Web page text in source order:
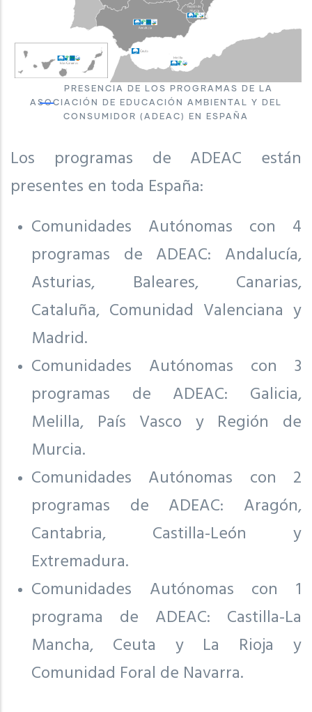
PRESENCIA DE LOS PROGRAMAS DE LA
ASOCIACIÓN DE EDUCACIÓN AMBIENTAL Y DEL
CONSUMIDOR (ADEAC) EN ESPAÑA
Los programas de ADEAC están
presentes en toda España:
Comunidades Autónomas con 4
programas de ADEAC: Andalucía,
Asturias, Baleares, Canarias,
Cataluña, Comunidad Valenciana y
Madrid.
Comunidades Autónomas con 3
programas de ADEAC: Galicia,
Melilla, País Vasco y Región de
Murcia.
Comunidades Autónomas con 2
programas de ADEAC: Aragón,
Cantabria, Castilla-León y
Extremadura.
Comunidades Autónomas con 1
programa de ADEAC: Castilla-La
Mancha, Ceuta y La Rioja y
Comunidad Foral de Navarra.